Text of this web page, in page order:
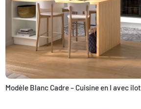
Modèle Blanc Cadre – Cuisine en I avec ilot